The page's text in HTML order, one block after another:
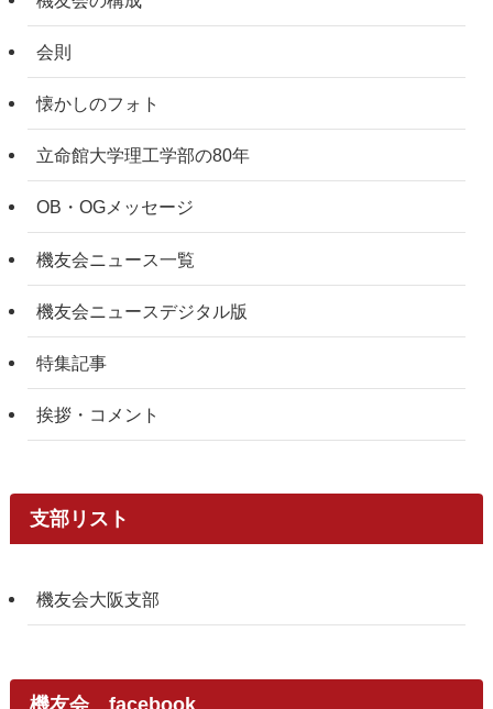
会則
懐かしのフォト
立命館大学理工学部の80年
OB・OGメッセージ
機友会ニュース一覧
機友会ニュースデジタル版
特集記事
挨拶・コメント
支部リスト
機友会大阪支部
機友会 facebook